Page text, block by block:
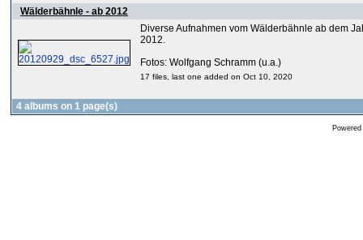
Wälderbähnle - ab 2012
Diverse Aufnahmen vom Wälderbähnle ab dem
2012.
Fotos: Wolfgang Schramm (u.a.)
17 files, last one added on Oct 10, 2020
4 albums on 1 page(s)